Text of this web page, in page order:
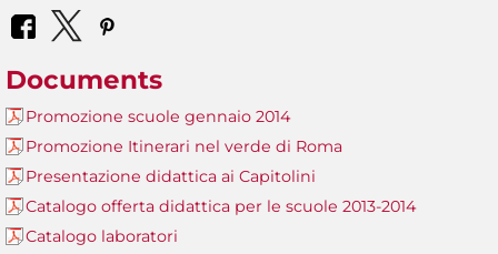
Documents
Promozione scuole gennaio 2014
Promozione Itinerari nel verde di Roma
Presentazione didattica ai Capitolini
Catalogo offerta didattica per le scuole 2013-2014
Catalogo laboratori